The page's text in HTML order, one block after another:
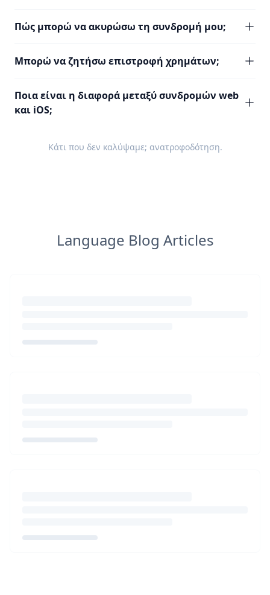
Πώς μπορώ να ακυρώσω τη συνδρομή μου;
Μπορώ να ζητήσω επιστροφή χρημάτων;
Ποια είναι η διαφορά μεταξύ συνδρομών web
και iOS;
Κάτι που δεν καλύψαμε; ανατροφοδότηση.
Language Blog Articles